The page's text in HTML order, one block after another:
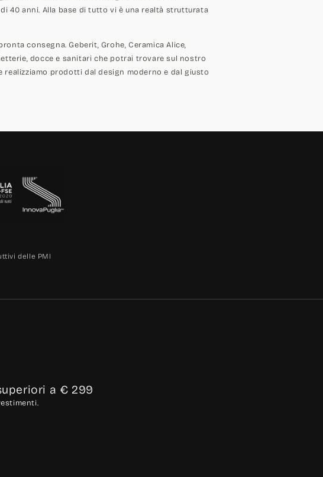
40 anni. Alla base di tutto vi è una realtà strutturata
consegna. Geberit, Grohe, Ceramica Alice,
docce e sanitari che potrai trovare sul nostro
realizziamo prodotti dal design moderno e dal giusto
delle PMI
a € 299